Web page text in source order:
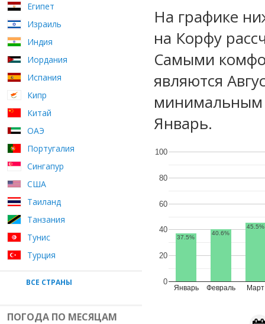
Египет
Израиль
Индия
Иордания
Испания
Кипр
Китай
ОАЭ
Португалия
Сингапур
США
Таиланд
Танзания
Тунис
Турция
ВСЕ СТРАНЫ
ПОГОДА ПО МЕСЯЦАМ
На графике
на Корфу
Самыми
являются
минимальным
Январь.
Январь Февраль Март
0
20
40
60
80
100
37.5%
40.6%
45.5%